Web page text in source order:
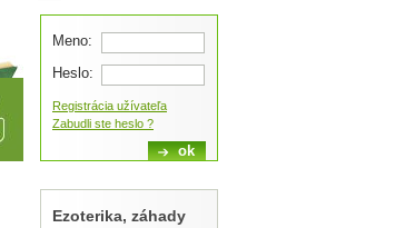
Ezoterika, záhady
Meno:
Heslo:
Registrácia užívateľa
Zabudli ste heslo ?